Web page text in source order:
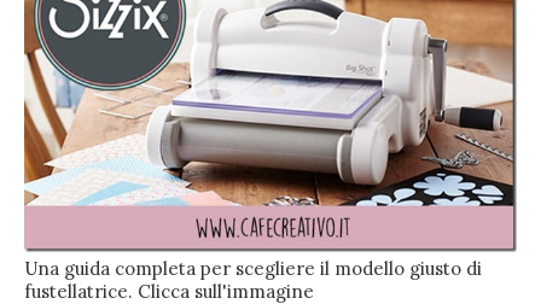
Una guida completa per scegliere il modello giusto di
fustellatrice. Clicca sull'immagine